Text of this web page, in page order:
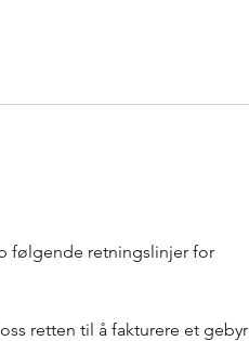
følgende retningslinjer for
retten til å fakturere et gebyr